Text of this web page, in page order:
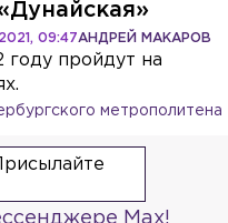
АНДРЕЙ МАКАРОВ
09:47
году пройдут на
метрополитена
Max!